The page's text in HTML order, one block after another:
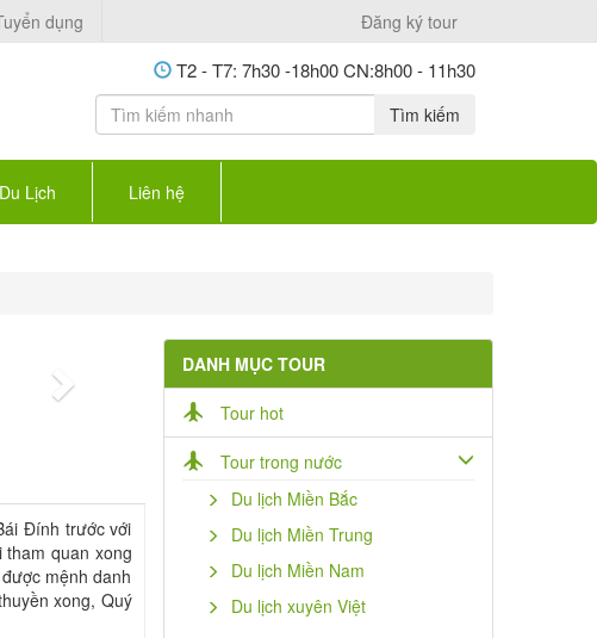
dụng Đăng ký tour
T2 - T7: 7h30 -18h00 CN:8h00 - 11h30
Tìm kiếm
Lịch Liên hệ
Next
Đính trước với
quan xong
mệnh danh
xong, Quý
DANH MỤC TOUR
Tour hot
Tour trong nước
Du lịch Miền Bắc
Du lịch Miền Trung
Du lịch Miền Nam
Du lịch xuyên Việt